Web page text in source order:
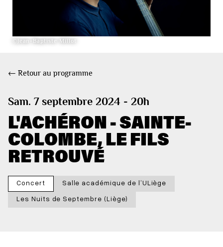
©Jean-Baptiste Millot
← Retour au programme
Sam. 7 septembre 2024 - 20h
L'ACHÉRON - SAINTE-
COLOMBE, LE FILS
RETROUVÉ
Concert
Salle académique de l’ULiège
Les Nuits de Septembre (Liège)